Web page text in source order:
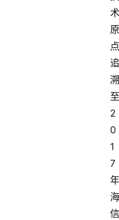
术
原
点
追
溯
至
2
0
1
7
年
海
信